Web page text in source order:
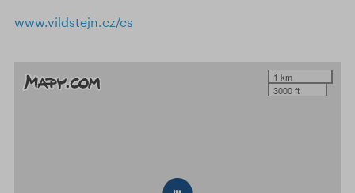
www.vildstejn.cz/cs
1 km
3000 ft